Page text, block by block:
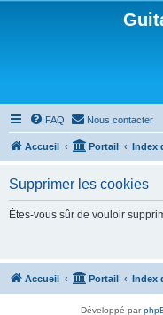
FAQ Nous contacter
Accueil Portail Index
Supprimer les cookies
Êtes-vous sûr de vouloir
Accueil Portail Index
Développé par